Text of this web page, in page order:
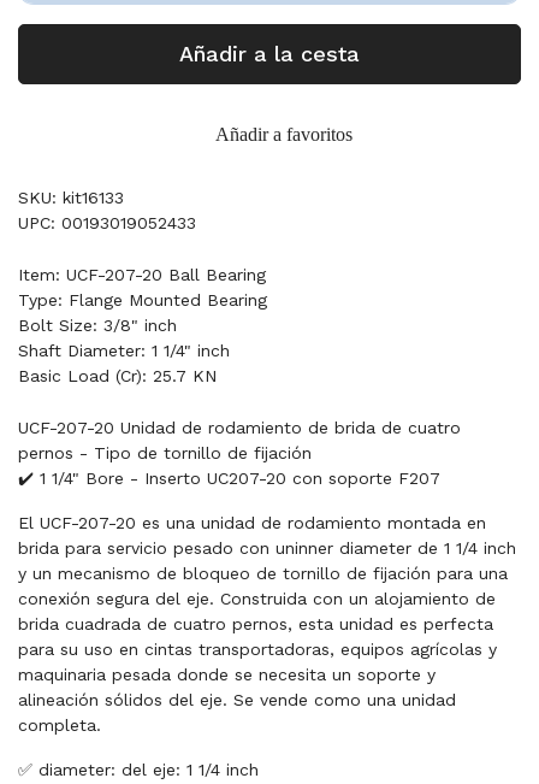
Añadir a la cesta
Añadir a favoritos
SKU: kit16133
UPC: 00193019052433
Item: UCF-207-20 Ball Bearing
Type: Flange Mounted Bearing
Bolt Size: 3/8" inch
Shaft Diameter: 1 1/4" inch
Basic Load (Cr): 25.7 KN
UCF-207-20 Unidad de rodamiento de brida de cuatro
pernos - Tipo de tornillo de fijación
✔️ 1 1/4" Bore - Inserto UC207-20 con soporte F207
El UCF-207-20 es una unidad de rodamiento montada en
brida para servicio pesado con uninner diameter de 1 1/4 inch
y un mecanismo de bloqueo de tornillo de fijación para una
conexión segura del eje. Construida con un alojamiento de
brida cuadrada de cuatro pernos, esta unidad es perfecta
para su uso en cintas transportadoras, equipos agrícolas y
maquinaria pesada donde se necesita un soporte y
alineación sólidos del eje. Se vende como una unidad
completa.
✅ diameter: del eje: 1 1/4 inch